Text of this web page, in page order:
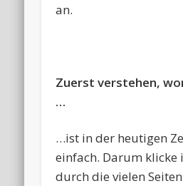
an.
Zuerst verstehen,
…
…ist in der heutigen
einfach. Darum klicke
durch die vielen